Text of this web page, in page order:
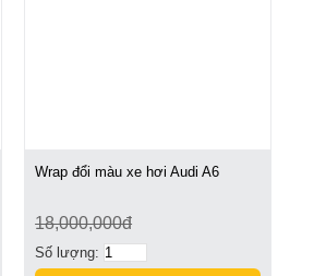
Wrap đổi màu xe hơi Audi A6
18,000,000đ
Số lượng: